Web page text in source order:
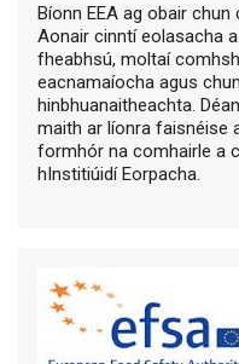
Bíonn EEA ag obair
Aonair cinntí eolasacha
fheabhsú, moltaí
eacnamaíocha agus
hinbhuanaitheachta.
maith ar líonra faisnéise
formhór na comhairle a
hInstitiúidí Eorpacha.